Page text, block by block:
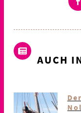
AUCH